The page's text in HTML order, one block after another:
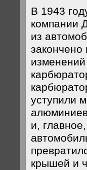
В 1943
компании
из
закончено
уступили
и,
крышей и